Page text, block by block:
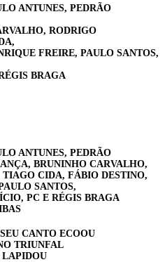
ANTUNES, PEDRÃO
RODRIGO
FREIRE, PAULO SANTOS,
BRAGA
ANTUNES, PEDRÃO
BRUNINHO CARVALHO,
CIDA, FÁBIO DESTINO,
SANTOS,
PC E RÉGIS BRAGA
CANTO ECOOU
TRIUNFAL
LAPIDOU